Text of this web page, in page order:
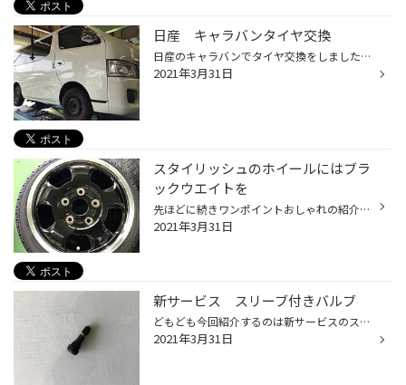
日産 キャラバンタイヤ交換
日産のキャラバンでタイヤ交換をしました。 購入していただいたタイヤはブリヂストンのエコピアR710です タイヤ交換と同時にハブの防錆コーティングも行いました。
2021年3月31日
スタイリッシュのホイールにはブラ
ックウエイトを
先ほどに続きワンポイントおしゃれの紹介です タイヤ交換やホイール交換をした際には絶対に必要なホイールバランス バランスを取らないと高速道路などを運転した際にハンドルがぶれてしまったりします(´･ω･｀) 通常このバランス作業ではシルバーのウエイト（重り）を付けます このようにブラック系...
2021年3月31日
新サービス スリーブ付きバルブ
どもども今回紹介するのは新サービスのスリーブ付きバルブになります。 当店ではタイヤ交換の際に交換させていただくバルブの種類を3つから選べます！！(/・ω・)/ まず一つは通常のゴムバルブ 二つ目はTPMS 空気圧センサーです そして最後に紹介するのが新参のスリーブ付きバルブになります！！ こ...
2021年3月31日